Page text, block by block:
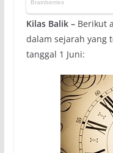
Kilas Balik –Berikut
dalam sejarah yang
tanggal 1 Juni: